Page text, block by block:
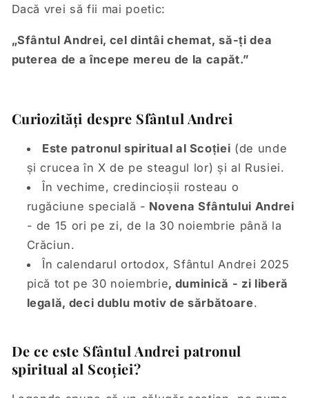
Dacă vrei să fii mai poetic:
„Sfântul Andrei, cel dintâi chemat, să-ți dea
puterea de a începe mereu de la capăt.”
Curiozități despre Sfântul Andrei
Este patronul spiritual al Scoției (de unde
și crucea în X de pe steagul lor) și al Rusiei.
În vechime, credincioșii rosteau o
rugăciune specială - Novena Sfântului Andrei
- de 15 ori pe zi, de la 30 noiembrie până la
Crăciun.
În calendarul ortodox, Sfântul Andrei 2025
pică tot pe 30 noiembrie, duminică - zi liberă
legală, deci dublu motiv de sărbătoare.
De ce este Sfântul Andrei patronul
spiritual al Scoției?